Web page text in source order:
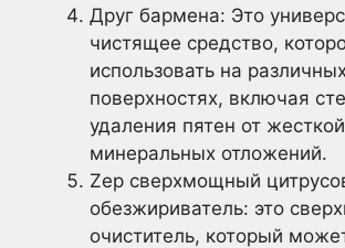
Друг бармена: Это
чистящее средство,
использовать на
поверхностях, включая
удаления пятен от
минеральных отложений.
Zep сверхмощный
обезжириватель: это
очиститель, который